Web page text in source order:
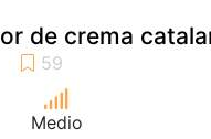
de crema
Medio